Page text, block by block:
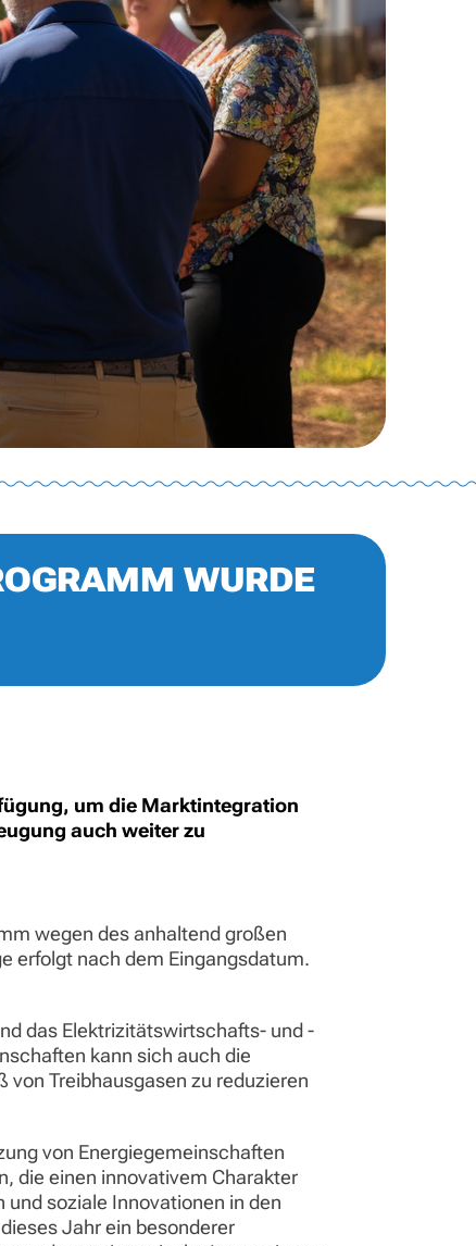
WURDE
um die Marktintegration
auch weiter zu
wegen des anhaltend großen
erfolgt nach dem Eingangsdatum.
das Elektrizitätswirtschafts- und -
kann sich auch die
von Treibhausgasen zu reduzieren
von Energiegemeinschaften
die einen innovativem Charakter
soziale Innovationen in den
Jahr ein besonderer